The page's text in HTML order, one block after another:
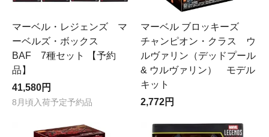
マーベル・レジェンズ マ
ーベルズ・ボックス
BAF 7種セット 【予約
品】
41,580円
8月頃入荷予定予約品
マーベル ブロッキーズ
チャンピオン・クラス ウ
ルヴァリン（デッドプール
& ウルヴァリン） モデル
キット
2,772円